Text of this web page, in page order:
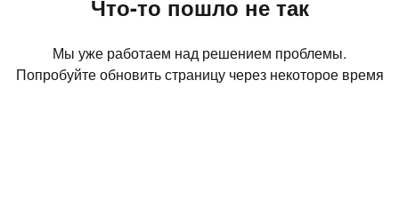
Что-то пошло не так
Мы уже работаем над решением проблемы.
Попробуйте обновить страницу через некоторое время